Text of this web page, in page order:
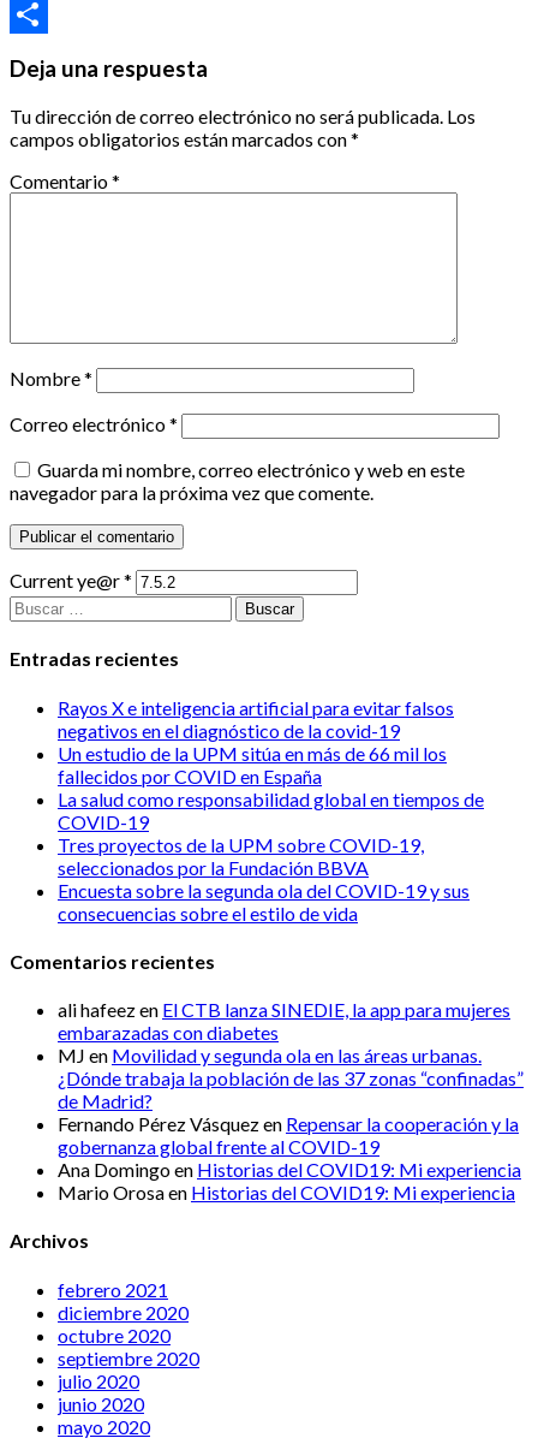
Email
Deja una respuesta
Tu dirección de correo electrónico no será publicada. Los
campos obligatorios están marcados con*
Comentario*
Nombre*
Correo electrónico*
Guarda mi nombre, correo electrónico y web en este
navegador para la próxima vez que comente.
Current ye@r*
Buscar:
Entradas recientes
Rayos X e inteligencia artificial para evitar falsos
negativos en el diagnóstico de la covid-19
Un estudio de la UPM sitúa en más de 66 mil los
fallecidos por COVID en España
La salud como responsabilidad global en tiempos de
COVID-19
Tres proyectos de la UPM sobre COVID-19,
seleccionados por la Fundación BBVA
Encuesta sobre la segunda ola del COVID-19 y sus
consecuencias sobre el estilo de vida
Comentarios recientes
ali hafeezen El CTB lanza SINEDIE, la app para mujeres
embarazadas con diabetes
MJ en Movilidad y segunda ola en las áreas urbanas.
¿Dónde trabaja la población de las 37 zonas “confinadas”
de Madrid?
Fernando Pérez Vásquezen Repensar la cooperación y la
gobernanza global frente al COVID-19
Ana Domingoen Historias del COVID19: Mi experiencia
Mario Orosaen Historias del COVID19: Mi experiencia
Archivos
febrero 2021
diciembre 2020
octubre 2020
septiembre 2020
julio 2020
junio 2020
mayo 2020